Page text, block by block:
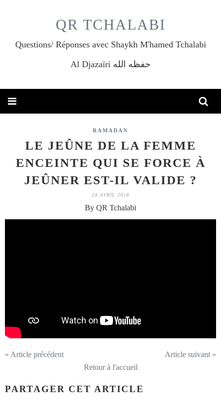
QR TCHALABI
Questions/ Réponses avec Shaykh M'hamed Tchalabi
Al Djazaïri حفظه الله
RAMADAN
LE JEÛNE DE LA FEMME
ENCEINTE QUI SE FORCE À
JEÛNER EST-IL VALIDE ?
24 AVRIL 2018
By QR Tchalabi
« Article précédent
Article suivant »
Retour à l'accueil
PARTAGER CET ARTICLE